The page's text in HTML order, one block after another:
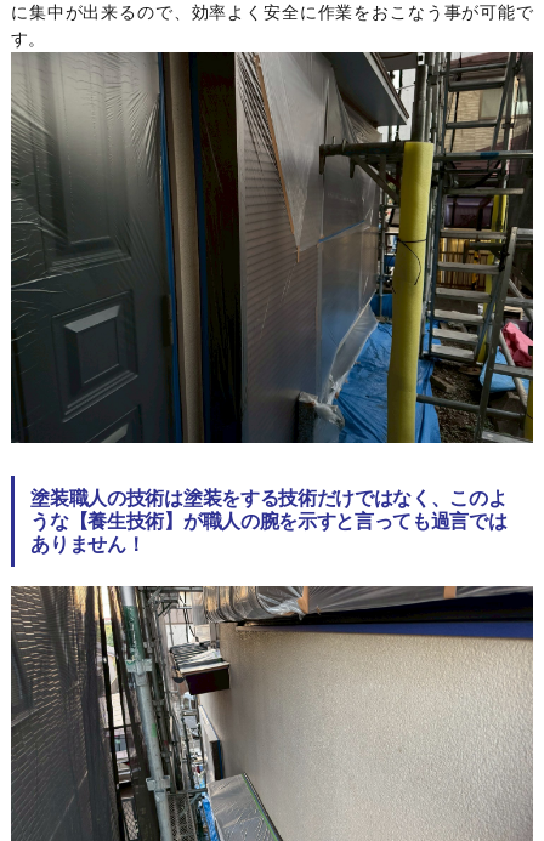
に集中が出来るので、効率よく安全に作業をおこなう事が可能で
す。
塗装職人の技術は塗装をする技術だけではなく、このよ
うな【養生技術】が職人の腕を示すと言っても過言では
ありません！